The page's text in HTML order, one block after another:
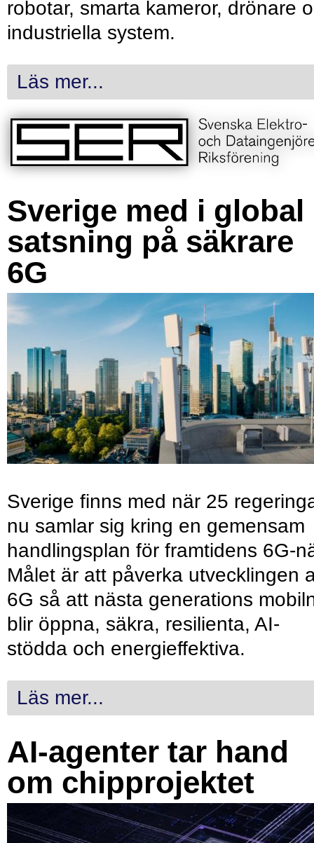
robotar, smarta kameror, drönare
industriella system.
Läs mer...
Sverige med i global
satsning på säkrare
6G
Sverige finns med när 25
nu samlar sig kring en gemensam
handlingsplan för framtidens 6G-
Målet är att påverka utvecklingen
6G så att nästa generations
blir öppna, säkra, resilienta, AI-
stödda och energieffektiva.
Läs mer...
AI-agenter tar hand
om chipprojektet